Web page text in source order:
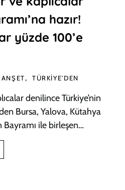
hazır!
yüzde 100’e
TÜRKIYE'DEN
denilince Türkiye’nin
Bursa, Yalova, Kütahya
Bayramı ile birleşen…